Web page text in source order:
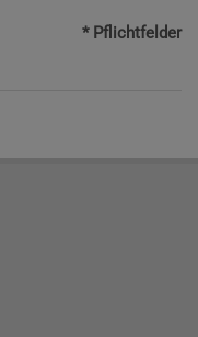
* Pflichtfelder